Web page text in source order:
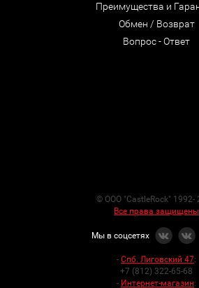
Преимущества и
Обмен / Возврат
Вопрос - Ответ
© ООО "CastleRock" 1992-
Все права защищены
Мы в соцсетях
- Спб. Лиговский 47:
+7 (812) 322-65-68
- Интернет-магазин: